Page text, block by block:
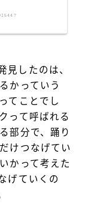
見したのは、
かっていう
てことでし
って呼ばれる
部分で、踊り
けつなげてい
かって考えた
げていくの